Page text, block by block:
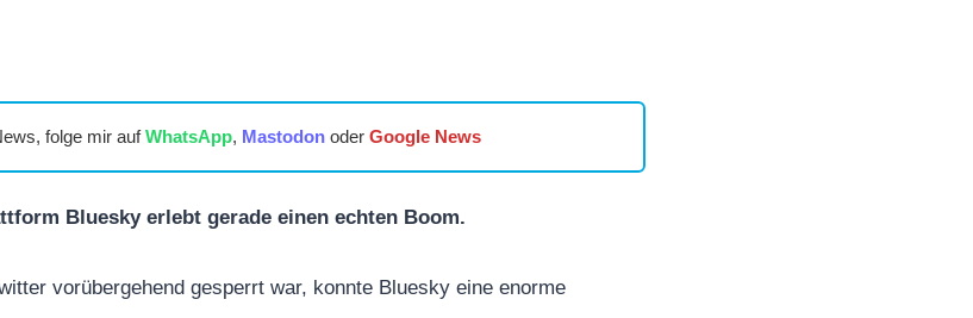
folge mir aufWhatsApp, Mastodonoder Google News
Bluesky erlebt gerade einen echten Boom.
vorübergehend gesperrt war, konnte Bluesky eine enorme